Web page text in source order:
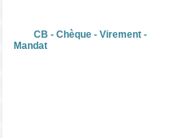
CB - Chèque - Virement -
Mandat